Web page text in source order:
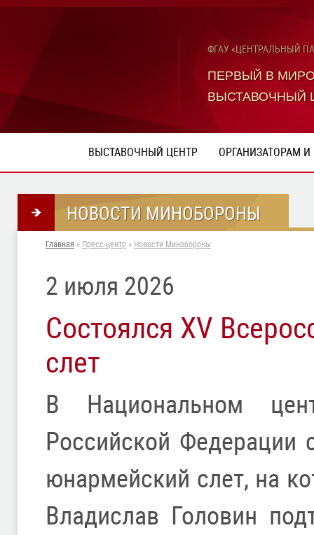
ФГАУ «ЦЕНТРАЛЬНЫЙ
ПЕРВЫЙ В
ВЫСТАВОЧНЫЙ
ВЫСТАВОЧНЫЙ ЦЕНТР ОРГАНИЗАТОРАМ
НОВОСТИ МИНОБОРОНЫ
Главная » Пресс-центр » Новости Минобороны
2 июля 2026
Состоялся XV
слет
В Национальном
Российской Федерации
юнармейский слет, на
Владислав Головин